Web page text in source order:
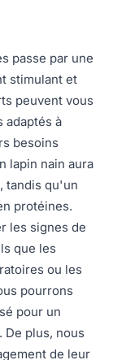
passe par une
stimulant et
peuvent vous
adaptés à
besoins
lapin nain aura
tandis qu'un
protéines.
les signes de
que les
ou les
pourrons
pour un
De plus, nous
de leur